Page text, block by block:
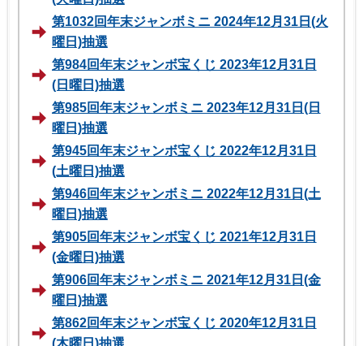
第1032回年末ジャンボミニ 2024年12月31日(火
曜日)抽選
第984回年末ジャンボ宝くじ 2023年12月31日
(日曜日)抽選
第985回年末ジャンボミニ 2023年12月31日(日
曜日)抽選
第945回年末ジャンボ宝くじ 2022年12月31日
(土曜日)抽選
第946回年末ジャンボミニ 2022年12月31日(土
曜日)抽選
第905回年末ジャンボ宝くじ 2021年12月31日
(金曜日)抽選
第906回年末ジャンボミニ 2021年12月31日(金
曜日)抽選
第862回年末ジャンボ宝くじ 2020年12月31日
(木曜日)抽選